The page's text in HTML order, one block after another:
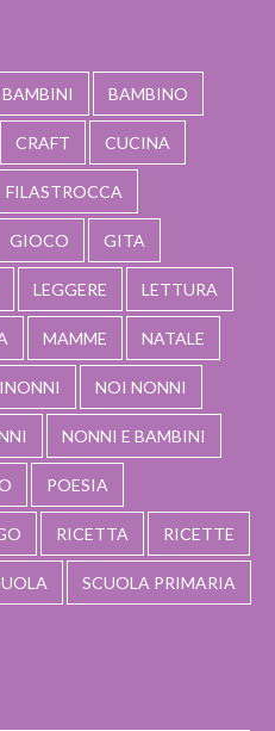
BAMBINI BAMBINO
CRAFT CUCINA
FILASTROCCA
GIOCO GITA
LEGGERE LETTURA
MAMME NATALE
NOI NONNI
NONNI E BAMBINI
POESIA
RICETTA RICETTE
SCUOLA PRIMARIA